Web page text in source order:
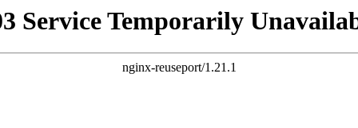
Service Temporarily
nginx-reuseport/1.21.1